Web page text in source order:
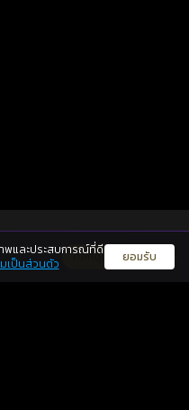
แชทไลน์
พและประสบการณ์ที่ดี
เป็นส่วนตัว ยอมรับ
คลิกดูดวงฟรี